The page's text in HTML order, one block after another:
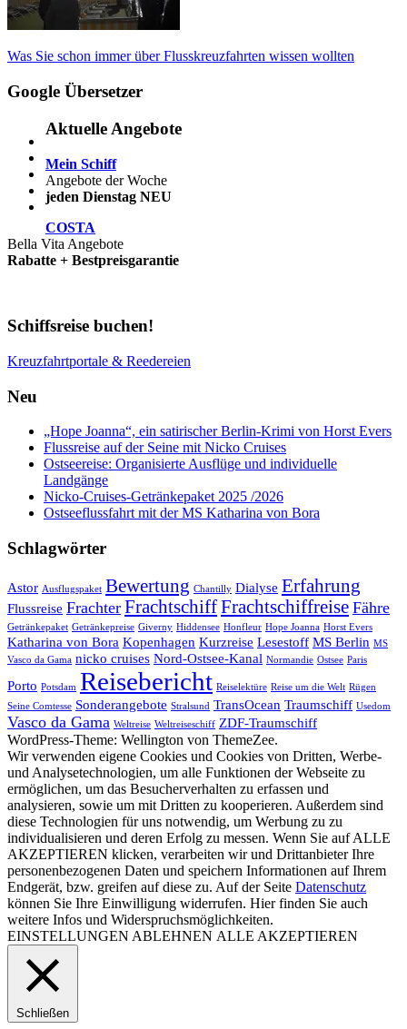
Beitragsnavigation
Vorheriger
Was Sie schon immer über Flusskreuzfahrten wissen wollten
Google Übersetzer
Aktuelle Angebote
Mein Schiff
Angebote der Woche
jeden Dienstag NEU
COSTA
Bella Vita Angebote
Rabatte + Bestpreisgarantie
Schiffsreise buchen!
Kreuzfahrtportale & Reedereien
Neu
„Hope Joanna“, ein satirischer Berlin-Krimi von Horst Evers
Flussreise auf der Seine mit Nicko Cruises
Ostseereise: Organisierte Ausflüge und individuelle
Landgänge
Nicko-Cruises-Getränkepaket 2025 /2026
Ostseeflussfahrt mit der MS Katharina von Bora
Schlagwörter
Astor Ausflugspaket Bewertung Chantilly Dialyse Erfahrung
Flussreise Frachter FrachtschiffFrachtschiffreise Fähre
Getränkepaket Getränkepreise Giverny Hiddensee Honfleur Hope Joanna Horst Evers
Katharina von Bora Kopenhagen Kurzreise Lesestoff MS Berlin MS
Vasco da Gama nicko cruises Nord-Ostsee-Kanal Normandie Ostsee Paris
Porto Potsdam Reisebericht Reiselektüre Reise um die Welt Rügen
Seine Comtesse Sonderangebote Stralsund TransOcean Traumschiff Usedom
Vasco da Gama Weltreise Weltreiseschiff ZDF-Traumschiff
WordPress-Theme: Wellington von ThemeZee.
Wir verwenden eigene Cookies und Cookies von Dritten, Werbe-
und Analysetechnologien, um alle Funktionen der Webseite zu
ermöglichen, um das Besucherverhalten zu erfassen und
analysieren, sowie um mit Dritten zu kooperieren. Außerdem sind
diese Technologien für uns notwendig, um Werbung zu zu
individualisieren und deren Erfolg zu messen. Wenn Sie auf ALLE
AKZEPTIEREN klicken, verarbeiten wir und Drittanbieter Ihre
personenbezogenen Daten und speichern Informationen auf Ihrem
Endgerät, bzw. greifen auf diese zu. Auf der Seite Datenschutz
können Sie Ihre Einwilligung widerrufen. Hier finden Sie auch
weitere Infos und Widerspruchsmöglichkeiten.
EINSTELLUNGEN ABLEHNEN ALLE AKZEPTIEREN
Schließen